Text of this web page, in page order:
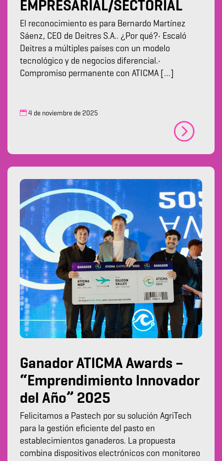
EMPRESARIAL/SECTORIAL
El reconocimiento es para Bernardo Martínez
Sáenz, CEO de Deitres S.A.. ¿Por qué?• Escaló
Deitres a múltiples países con un modelo
tecnológico y de negocios diferencial.•
Compromiso permanente con ATICMA […]
4 de noviembre de 2025
Ganador ATICMA Awards –
“Emprendimiento Innovador
del Año” 2025
Felicitamos a Pastech por su solución AgriTech
para la gestión eficiente del pasto en
establecimientos ganaderos. La propuesta
combina dispositivos electrónicos con monitoreo